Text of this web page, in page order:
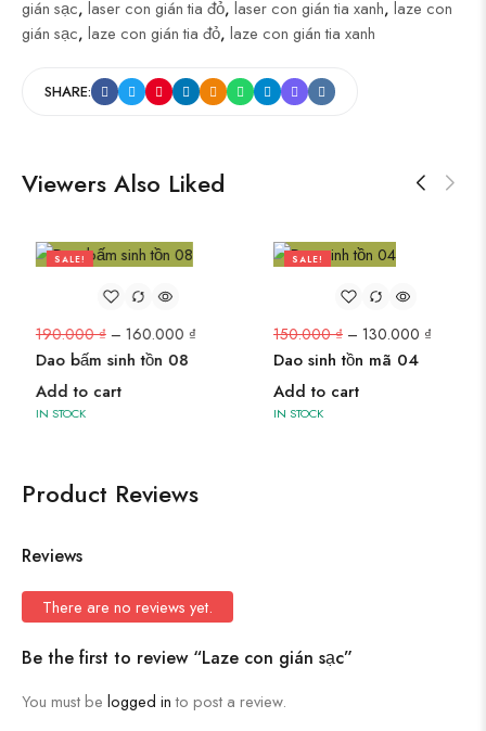
gián sạc, laser con gián tia đỏ, laser con gián tia xanh, laze con
gián sạc, laze con gián tia đỏ, laze con gián tia xanh
SHARE:
Viewers Also Liked
SALE!
190.000₫–160.000₫
Dao bấm sinh tồn 08
Add to cart
IN STOCK
SALE!
150.000₫– 130.000₫
Dao sinh tồn mã 04
Add to cart
IN STOCK
Product Reviews
Reviews
There are no reviews yet.
Be the first to review “Laze con gián sạc”
You must be logged into post a review.